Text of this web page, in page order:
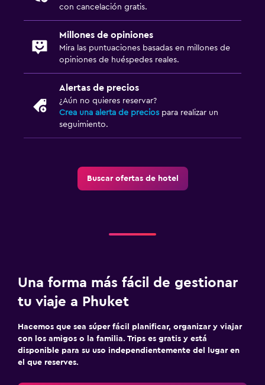
con cancelación gratis.
Millones de opiniones
Mira las puntuaciones basadas en millones de
opiniones de huéspedes reales.
Alertas de precios
¿Aún no quieres reservar?
Crea una alerta de precios para realizar un
seguimiento.
Buscar ofertas de hotel
Una forma más fácil de gestionar
tu viaje a Phuket
Hacemos que sea súper fácil planificar, organizar y viajar
con los amigos o la familia. Trips es gratis y está
disponible para su uso independientemente del lugar en
el que reserves.